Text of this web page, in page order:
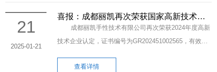
中展现出对安全知识的熟练掌握和团队协作精神，最终
以总分2050分摘得桂冠。这一佳绩充分体现了丽凯公司
进步。 此次夺冠是对丽凯公司安全管理工作的一次
室、电子化学实验室及分析检测实验室等运行设施。在
随后的座谈会上，双方围绕“专精特新”中小企业发展议
题进行了深入的交流与探讨。 天府新区智能制造
定了成都丽凯公司入住西部（成都）科学城后，在前沿
21
2025-01-21
喜报：成都丽凯再次荣获国家高新技术企
业认定
成都丽凯手性技术有限公司再次荣获2024年度高新
技术企业认定，证书编号为GR202451002565，有效期
来，成都丽凯不断迎来一个个关键的发展里程碑。充分
查看详情